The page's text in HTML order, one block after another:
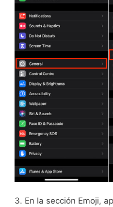
3. En la sección Emoji,